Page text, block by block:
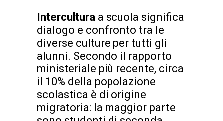
Intercultura a scuola significa
dialogo e confronto tra le
diverse culture per tutti gli
alunni. Secondo il rapporto
ministeriale più recente, circa
il 10% della popolazione
scolastica è di origine
migratoria: la maggior parte